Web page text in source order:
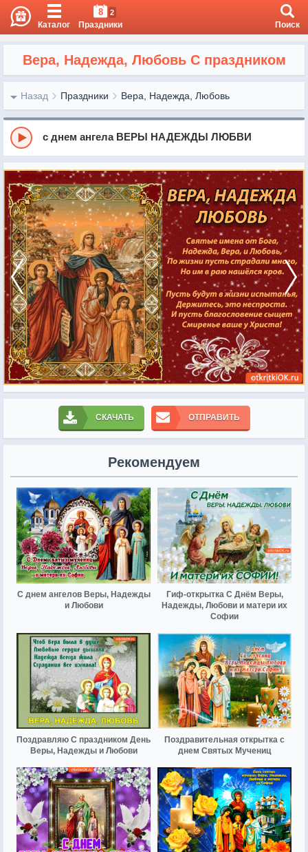
Каталог
8 2
Праздники Поиск
Вера, Надежда, Любовь С праздником
Назад Праздники Вера, Надежда, Любовь
с днем ангела ВЕРЫ НАДЕЖДЫ ЛЮБВИ
СКАЧАТЬ ОТПРАВИТЬ
Рекомендуем
С днем ангелов Веры, Надежды
и Любови
Гиф-открытка С Днём Веры,
Надежды, Любови и матери их
Софии
Поздравляю С праздником День
Веры, Надежды и Любови
Поздравительная открытка с
днем Святых Мучениц